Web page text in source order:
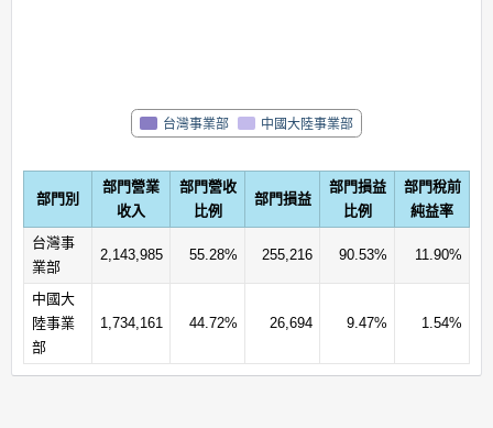
台灣事業部 中國大陸事業部
部門別
部門營業
收入
部門營收
比例
部門損益
部門損益
比例
部門稅前
純益率
台灣事
業部
2,143,985 55.28% 255,216 90.53% 11.90%
中國大
陸事業
部
1,734,161 44.72% 26,694 9.47% 1.54%